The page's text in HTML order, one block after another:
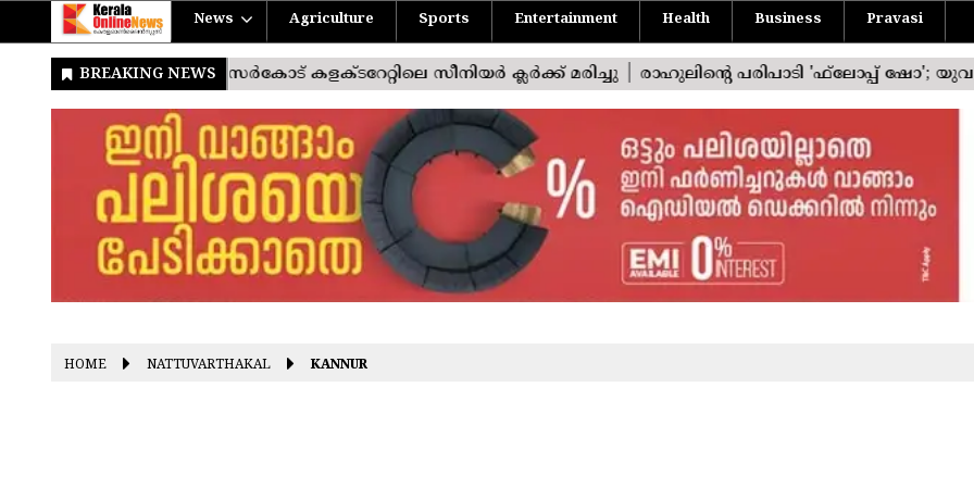
News Agriculture Sports Entertainment Health Business Pravasi
HOME NATTUVARTHAKAL KANNUR